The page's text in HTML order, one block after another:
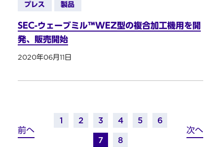
プレス 製品
SEC-ウェーブミル™WEZ型の複合加工機用を開
発、販売開始
2020年06月11日
前へ
1 2 3 4 5
6
7
8
次へ